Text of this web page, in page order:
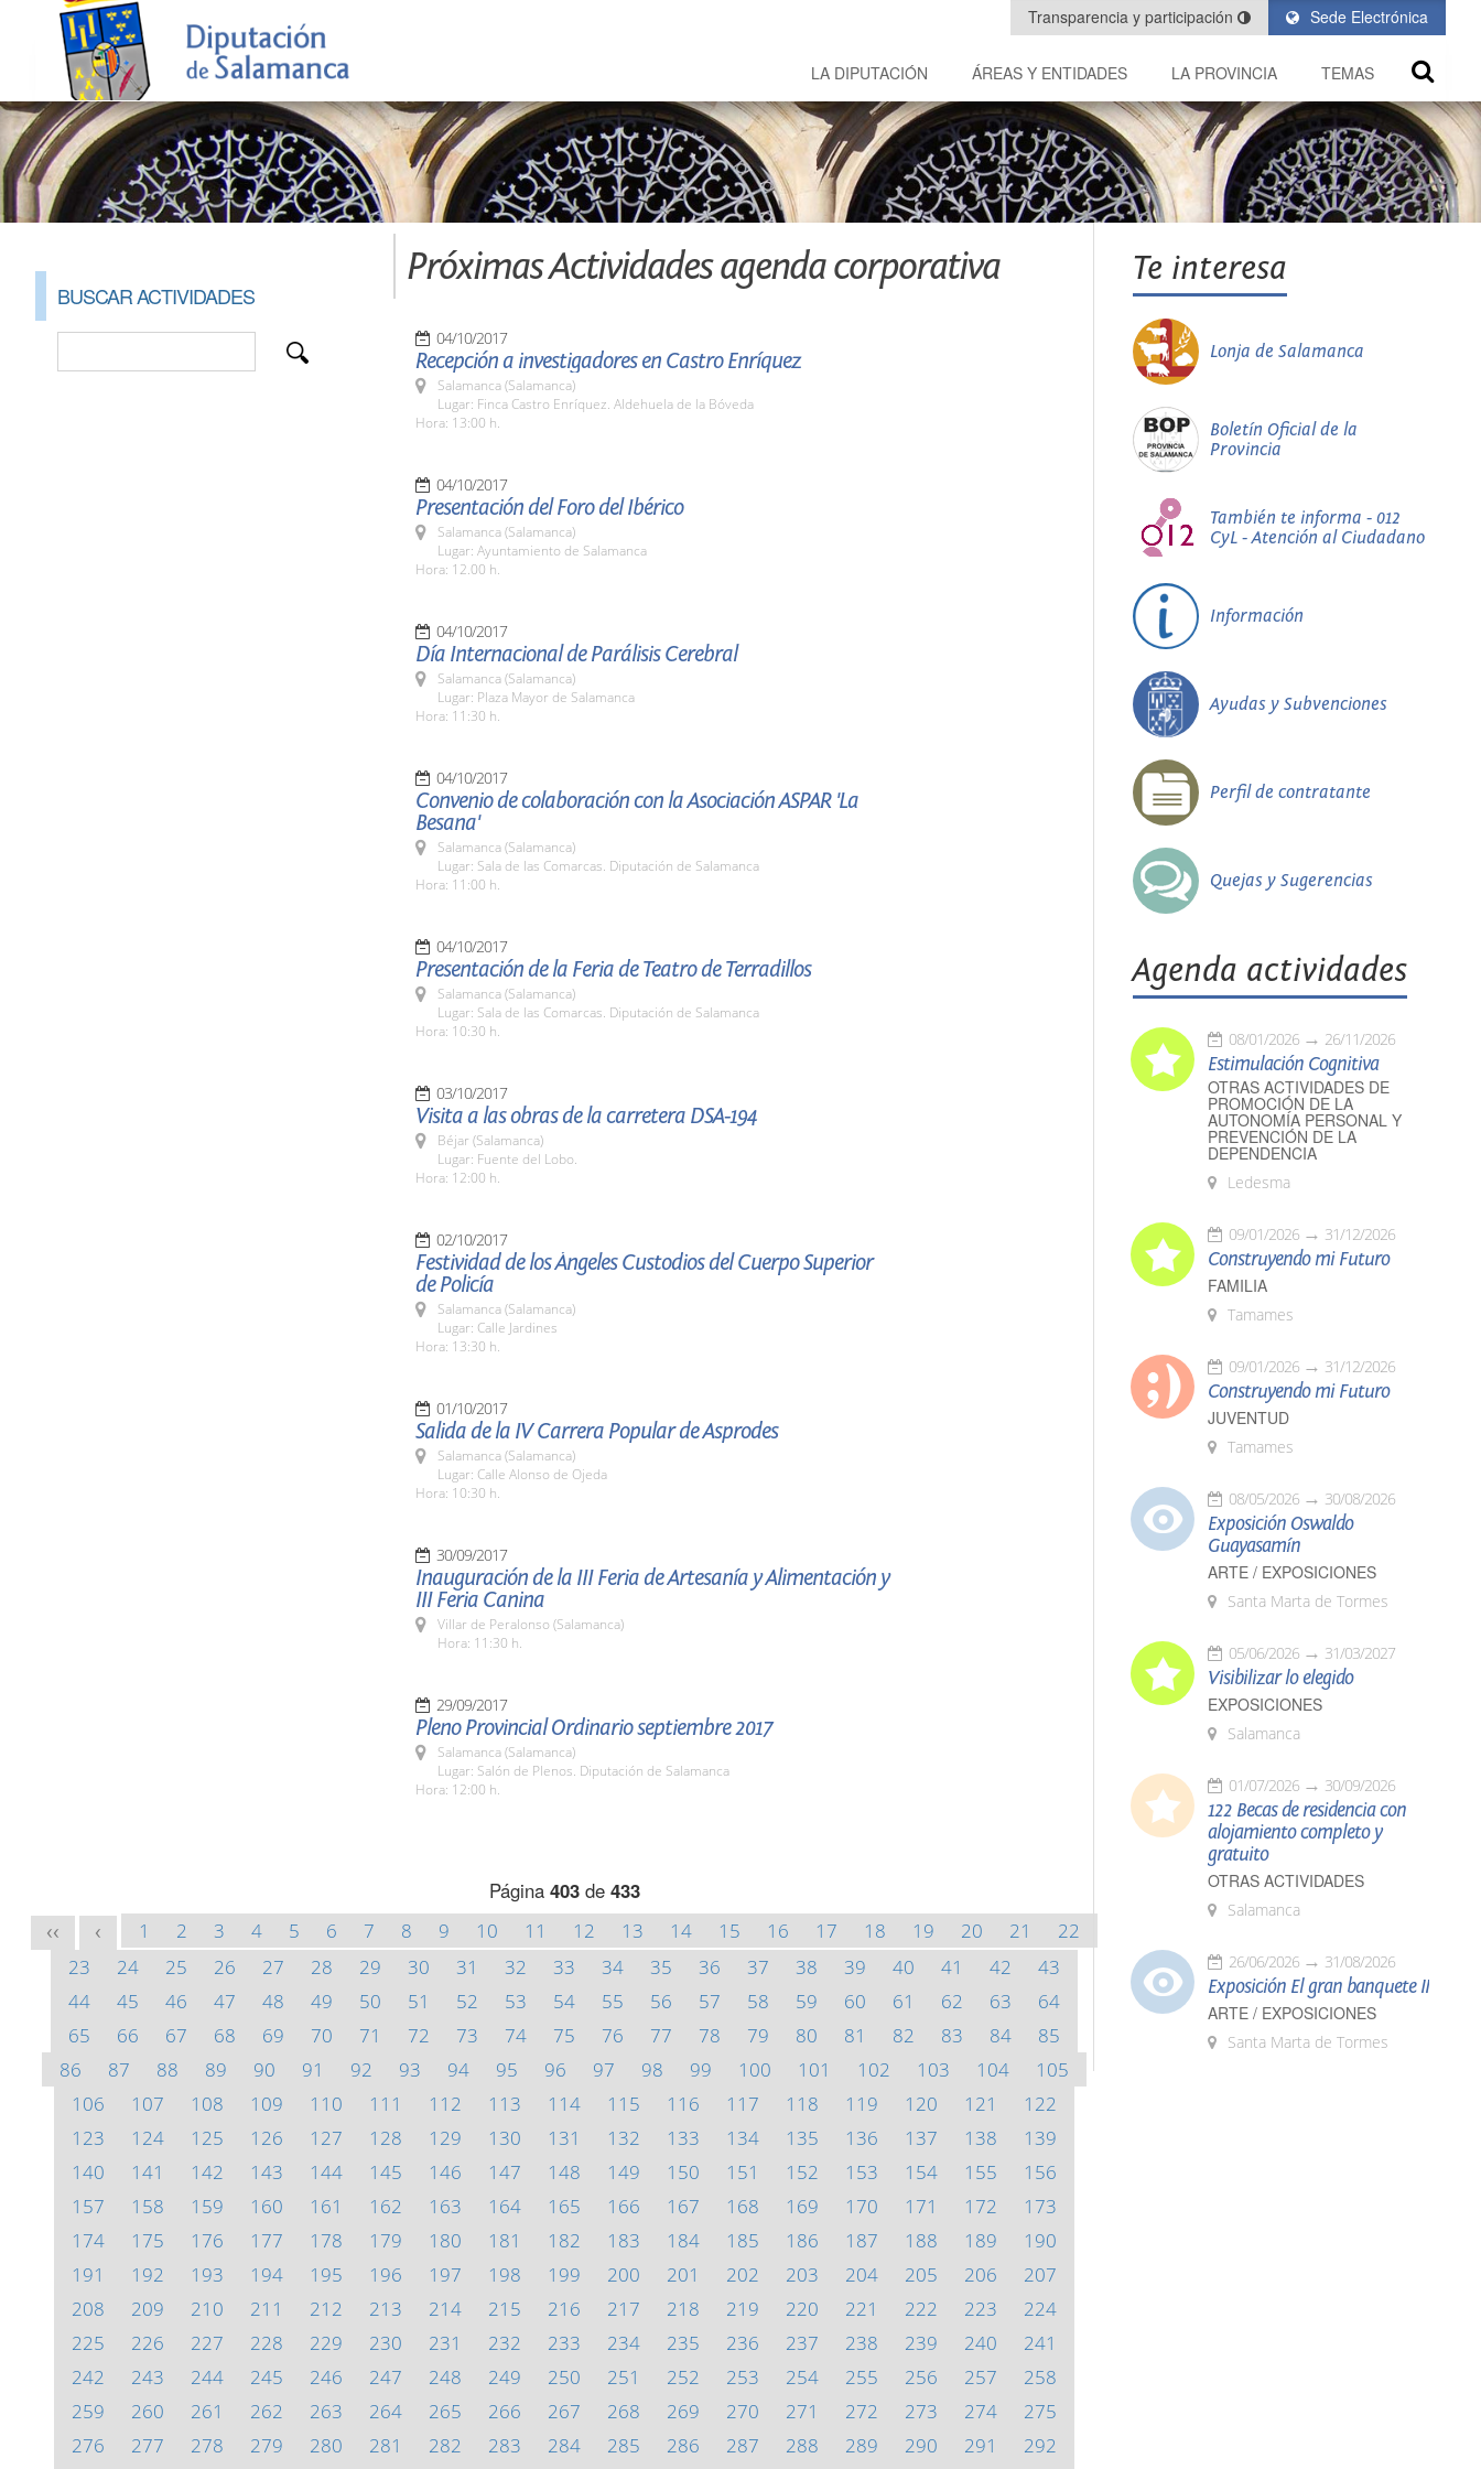
Sede Electrónica
Transparencia y participación
LA DIPUTACIÓN ÁREAS Y ENTIDADES LA PROVINCIA TEMAS
BUSCAR ACTIVIDADES
Próximas Actividades agenda corporativa
04/10/2017
Recepción a investigadores en Castro Enríquez
Salamanca (Salamanca)
Lugar: Finca Castro Enríquez. Aldehuela de la Bóveda
Hora: 13:00 h.
04/10/2017
Presentación del Foro del Ibérico
Salamanca (Salamanca)
Lugar: Ayuntamiento de Salamanca
Hora: 12.00 h.
04/10/2017
Día Internacional de Parálisis Cerebral
Salamanca (Salamanca)
Lugar: Plaza Mayor de Salamanca
Hora: 11:30 h.
04/10/2017
Convenio de colaboración con la Asociación ASPAR 'La
Besana'
Salamanca (Salamanca)
Lugar: Sala de las Comarcas. Diputación de Salamanca
Hora: 11:00 h.
04/10/2017
Presentación de la Feria de Teatro de Terradillos
Salamanca (Salamanca)
Lugar: Sala de las Comarcas. Diputación de Salamanca
Hora: 10:30 h.
03/10/2017
Visita a las obras de la carretera DSA-194
Béjar (Salamanca)
Lugar: Fuente del Lobo.
Hora: 12:00 h.
02/10/2017
Festividad de los Ángeles Custodios del Cuerpo Superior
de Policía
Salamanca (Salamanca)
Lugar: Calle Jardines
Hora: 13:30 h.
01/10/2017
Salida de la IV Carrera Popular de Asprodes
Salamanca (Salamanca)
Lugar: Calle Alonso de Ojeda
Hora: 10:30 h.
30/09/2017
Inauguración de la III Feria de Artesanía y Alimentación y
III Feria Canina
Villar de Peralonso (Salamanca)
Hora: 11:30 h.
29/09/2017
Pleno Provincial Ordinario septiembre 2017
Salamanca (Salamanca)
Lugar: Salón de Plenos. Diputación de Salamanca
Hora: 12:00 h.
Página 403de 433
<< < 1 2 3 4 5 6 7 8 9 10 11 12 13 14 15 16 17 18 19 20 21
22
23
24 25 26 27 28 29 30 31 32 33 34 35 36 37 38 39 40 41 42
43
44
45 46 47 48 49 50 51 52 53 54 55 56 57 58 59 60 61 62 63
64
65
66 67 68 69 70 71 72 73 74 75 76 77 78 79 80 81 82 83 84
85
86
87 88 89 90 91 92 93 94 95 96 97 98 99 100 101 102 103 104
105
106
107 108 109 110 111 112 113 114 115 116 117 118 119 120 121
122
123
124 125 126 127 128 129 130 131 132 133 134 135 136 137 138
139
140
141 142 143 144 145 146 147 148 149 150 151 152 153 154 155
156
157
158 159 160 161 162 163 164 165 166 167 168 169 170 171 172
173
174
175 176 177 178 179 180 181 182 183 184 185 186 187 188 189
190
191
192 193 194 195 196 197 198 199 200 201 202 203 204 205 206
207
208
209 210 211 212 213 214 215 216 217 218 219 220 221 222 223
224
225
226 227 228 229 230 231 232 233 234 235 236 237 238 239 240
241
242
243 244 245 246 247 248 249 250 251 252 253 254 255 256 257
258
259
260 261 262 263 264 265 266 267 268 269 270 271 272 273 274
275
276
277 278 279 280 281 282 283 284 285 286 287 288 289 290 291
292
Te interesa
Lonja de Salamanca
Boletín Oficial de la
Provincia
También te informa - 012
CyL - Atención al Ciudadano
Información
Ayudas y Subvenciones
Perfil de contratante
Quejas y Sugerencias
Agenda actividades
08/01/2026 26/11/2026
Estimulación Cognitiva
OTRAS ACTIVIDADES DE
PROMOCIÓN DE LA
AUTONOMÍA PERSONAL Y
PREVENCIÓN DE LA
DEPENDENCIA
Ledesma
09/01/2026 31/12/2026
Construyendo mi Futuro
FAMILIA
Tamames
09/01/2026 31/12/2026
Construyendo mi Futuro
JUVENTUD
Tamames
08/05/2026 30/08/2026
Exposición Oswaldo
Guayasamín
ARTE / EXPOSICIONES
Santa Marta de Tormes
05/06/2026 31/03/2027
Visibilizar lo elegido
EXPOSICIONES
Salamanca
01/07/2026 30/09/2026
122 Becas de residencia con
alojamiento completo y
gratuito
OTRAS ACTIVIDADES
Salamanca
26/06/2026 31/08/2026
Exposición El gran banquete II
ARTE / EXPOSICIONES
Santa Marta de Tormes